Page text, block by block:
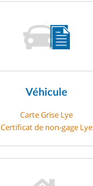
Véhicule
Carte Grise Lye
Certificat de non-gage Lye